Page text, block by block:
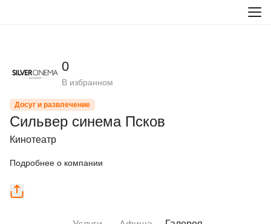
0
В избранном
Досуг и развлечение
Сильвер синема Псков
Кинотеатр
Подробнее о компании